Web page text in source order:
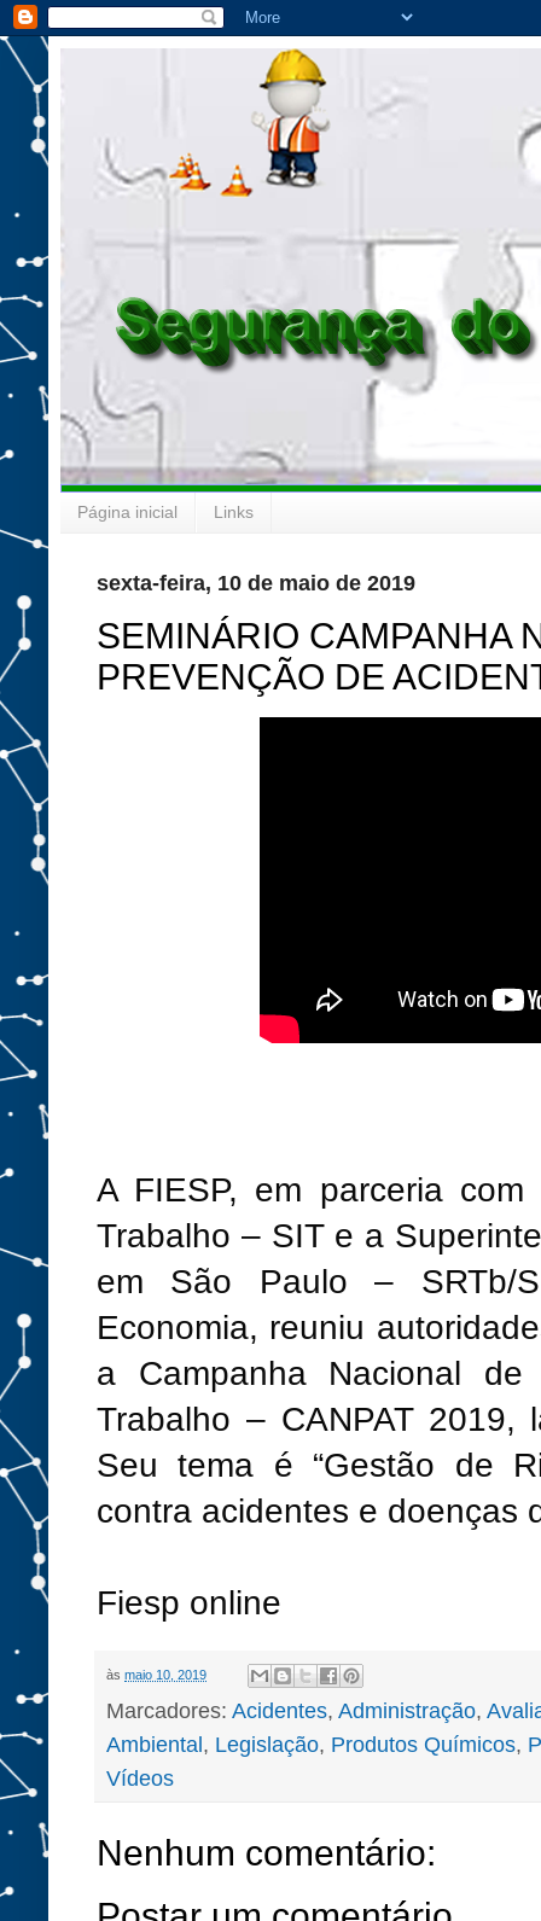
Página inicial Links
sexta-feira, 10 de maio de 2019
SEMINÁRIO CAMPANHA
PREVENÇÃO DE
A FIESP, em parceria
Trabalho – SIT e a
em São Paulo – SRTb/
Economia, reuniu
a Campanha Nacional
Trabalho – CANPAT 2019,
Seu tema é “Gestão de
contra acidentes e doenças
Fiesp online
às maio 10, 2019
Marcadores: Acidentes, Administração,
Ambiental, Legislação, Produtos Químicos,
Vídeos
Nenhum comentário: